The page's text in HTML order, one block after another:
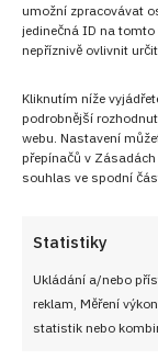
umožní zpracovávat
jedinečná ID na
nepříznivě ovlivnit
Kliknutím níže
podrobnější
webu. Nastavení
přepínačů v
souhlas ve spodní
Statistiky
Ukládání a/nebo
reklam, Měření
statistik nebo